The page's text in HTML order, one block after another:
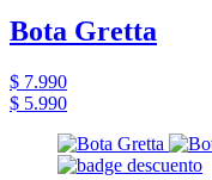
Bota Gretta
$ 7.990
$ 5.990